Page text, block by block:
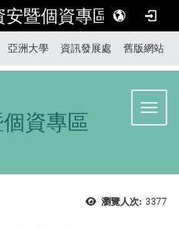
暨個資專區
亞洲大學 資訊發展處 舊版網站
資專區
瀏覽人次: 3377